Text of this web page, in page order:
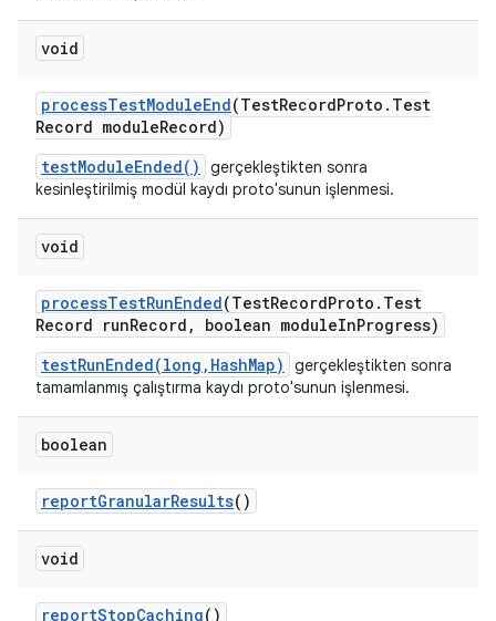
void
processTestModuleEnd(TestRecordProto . Test
Record moduleRecord)
testModuleEnded()
gerçekleştikten sonra
kesinleştirilmiş modül kaydı proto'sunun işlenmesi.
void
processTestRunEnded(TestRecordProto . Test
Record runRecord , boolean moduleInProgress)
testRunEnded(long,HashMap)
gerçekleştikten sonra
tamamlanmış çalıştırma kaydı proto'sunun işlenmesi.
boolean
reportGranularResults()
void
reportStopCaching()